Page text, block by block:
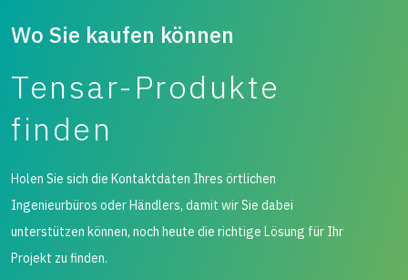
Wo Sie kaufen können
Tensar-Produkte
finden
Holen Sie sich die Kontaktdaten Ihres örtlichen
Ingenieurbüros oder Händlers, damit wir Sie dabei
unterstützen können, noch heute die richtige Lösung für Ihr
Projekt zu finden.